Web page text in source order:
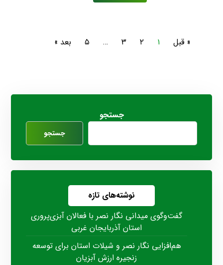
« قبل ۱ ۲ ۳ … ۵ بعد »
جستجو
جستجو
نوشته‌های تازه
گفت‌وگوی میدانی نگار نصر با فعالان آبزی‌پروری
استان آذربایجان غربی
هم‌افزایی نگار نصر و شیلات استان برای توسعه
زنجیره ارزش آبزیان